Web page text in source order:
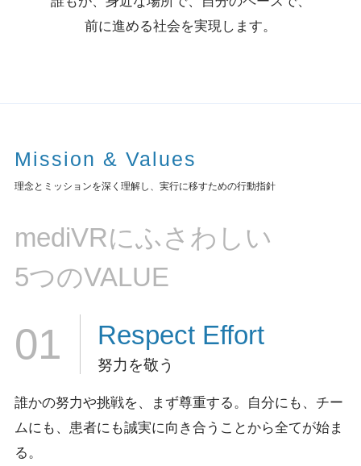
前に進める社会を実現します。
Mission & Values
理念とミッションを深く理解し、実行に移すための行動指針
mediVRにふさわしい
5つのVALUE
01 Respect Effort
努力を敬う
誰かの努力や挑戦を、まず尊重する。
自分にも、チー
ムにも、患者にも誠実に向き合うことから全てが始ま
る。